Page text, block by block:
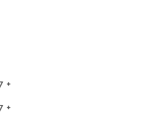
+
+